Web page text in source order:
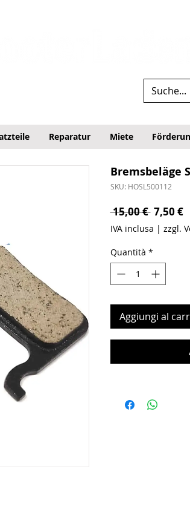
Reparatur Miete
Bremsbeläge
SKU: HOSL500112
15,00 € Prezzo
7,50 €
IVA inclusa | zzgl.
Quantità *
Aggiungi al